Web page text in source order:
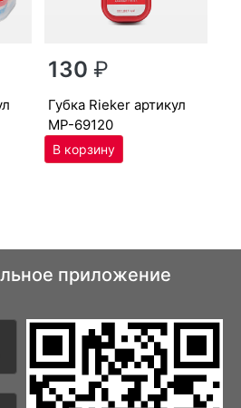
130₽
губ­ка Ri­eker артикул
MP-69120
приложение